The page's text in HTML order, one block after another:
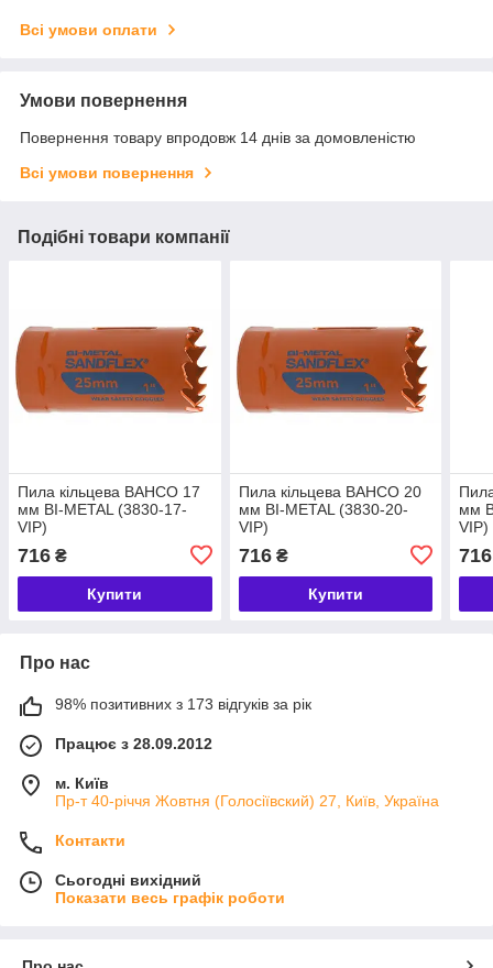
Всі умови оплати
Умови повернення
Повернення товару впродовж 14 днів за домовленістю
Всі умови повернення
Подібні товари компанії
Пила кільцева BAHCO 17
мм ВІ-METAL (3830-17-
VIP)
716 ₴
Купити
Пила кільцева BAHCO 20
мм ВІ-METAL (3830-20-
VIP)
716₴
Купити
мм
VIP)
716
Про нас
98% позитивних з 173 відгуків за рік
Працює з 28.09.2012
м. Київ
Пр-т 40-річчя Жовтня (Голосіївский) 27, Київ, Україна
Контакти
Сьогодні вихідний
Показати весь графік роботи